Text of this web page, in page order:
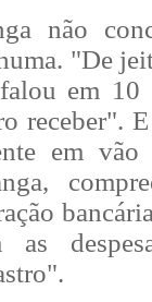
não
"De
em 10
receber".
em vão
as